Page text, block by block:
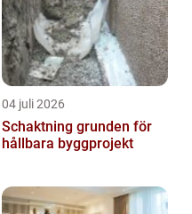
04 juli 2026
Schaktning grunden för
hållbara byggprojekt